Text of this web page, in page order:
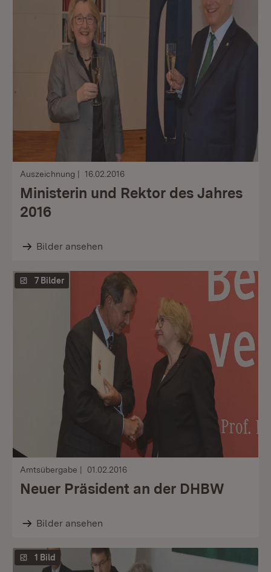
Auszeichnung 16.02.2016
Ministerin und Rektor des Jahres
2016
Bilder ansehen
7 Bilder
Amtsübergabe 01.02.2016
Neuer Präsident an der DHBW
Bilder ansehen
1 Bild